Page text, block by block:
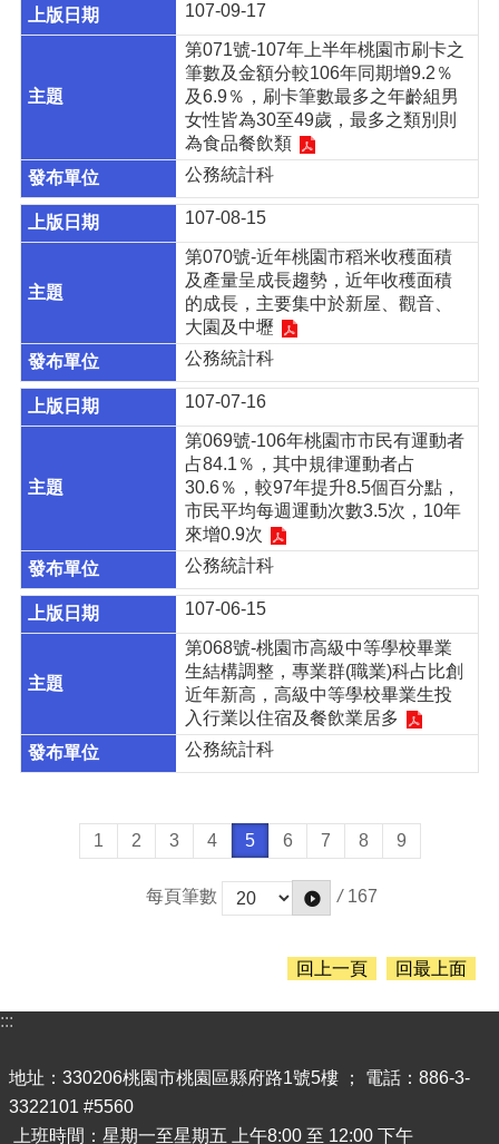
107-09-17
第071號-107年上半年桃園市刷卡之
筆數及金額分較106年同期增9.2％
及6.9％，刷卡筆數最多之年齡組男
女性皆為30至49歲，最多之類別則
為食品餐飲類
公務統計科
107-08-15
第070號-近年桃園市稻米收穫面積
及產量呈成長趨勢，近年收穫面積
的成長，主要集中於新屋、觀音、
大園及中壢
公務統計科
107-07-16
第069號-106年桃園市市民有運動者
占84.1％，其中規律運動者占
30.6％，較97年提升8.5個百分點，
市民平均每週運動次數3.5次，10年
來增0.9次
公務統計科
107-06-15
第068號-桃園市高級中等學校畢業
生結構調整，專業群(職業)科占比創
近年新高，高級中等學校畢業生投
入行業以住宿及餐飲業居多
公務統計科
1 2 3 4 5 6 7 8 9
每頁筆數 / 167
回上一頁 回最上面
:::
地址：330206桃園市桃園區縣府路1號5樓 ； 電話：886-3-
3322101 #5560
上班時間：星期一至星期五 上午8:00 至 12:00 下午